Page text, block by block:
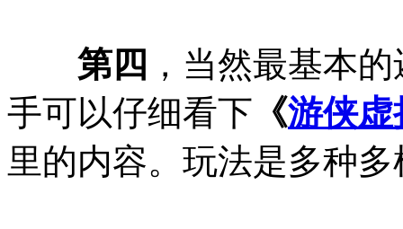
第四 ，当然最基本
手可以仔细看下 《游侠虚
里的内容。玩法是多种